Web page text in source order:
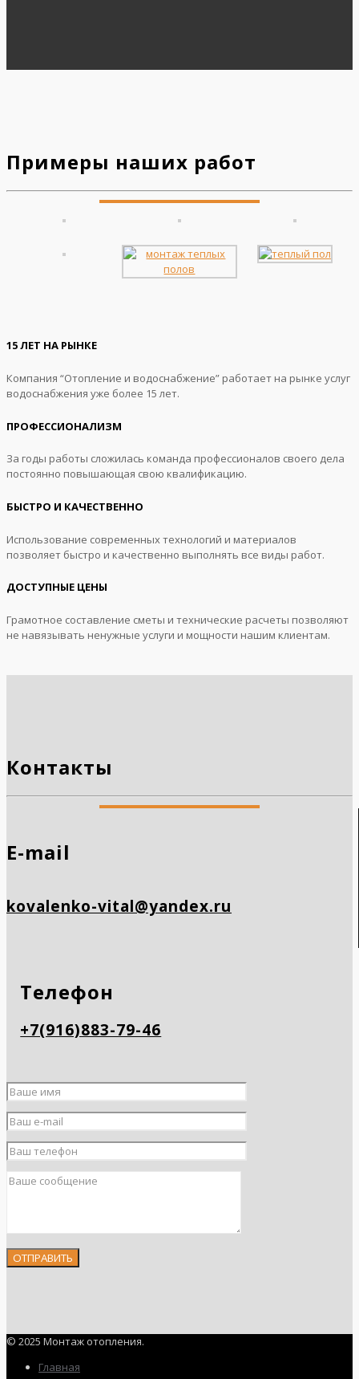
Примеры наших работ
15 ЛЕТ НА РЫНКЕ
Компания “Отопление и водоснабжение” работает на рынке услуг
водоснабжения уже более 15 лет.
ПРОФЕССИОНАЛИЗМ
За годы работы сложилась команда профессионалов своего дела
постоянно повышающая свою квалификацию.
БЫСТРО И КАЧЕСТВЕННО
Использование современных технологий и материалов
позволяет быстро и качественно выполнять все виды работ.
ДОСТУПНЫЕ ЦЕНЫ
Грамотное составление сметы и технические расчеты позволяют
не навязывать ненужные услуги и мощности нашим клиентам.
Контакты
E-mail
kovalenko-vital@yandex.ru
Телефон
+7(916)883-79-46
© 2025 Монтаж отопления.
Главная